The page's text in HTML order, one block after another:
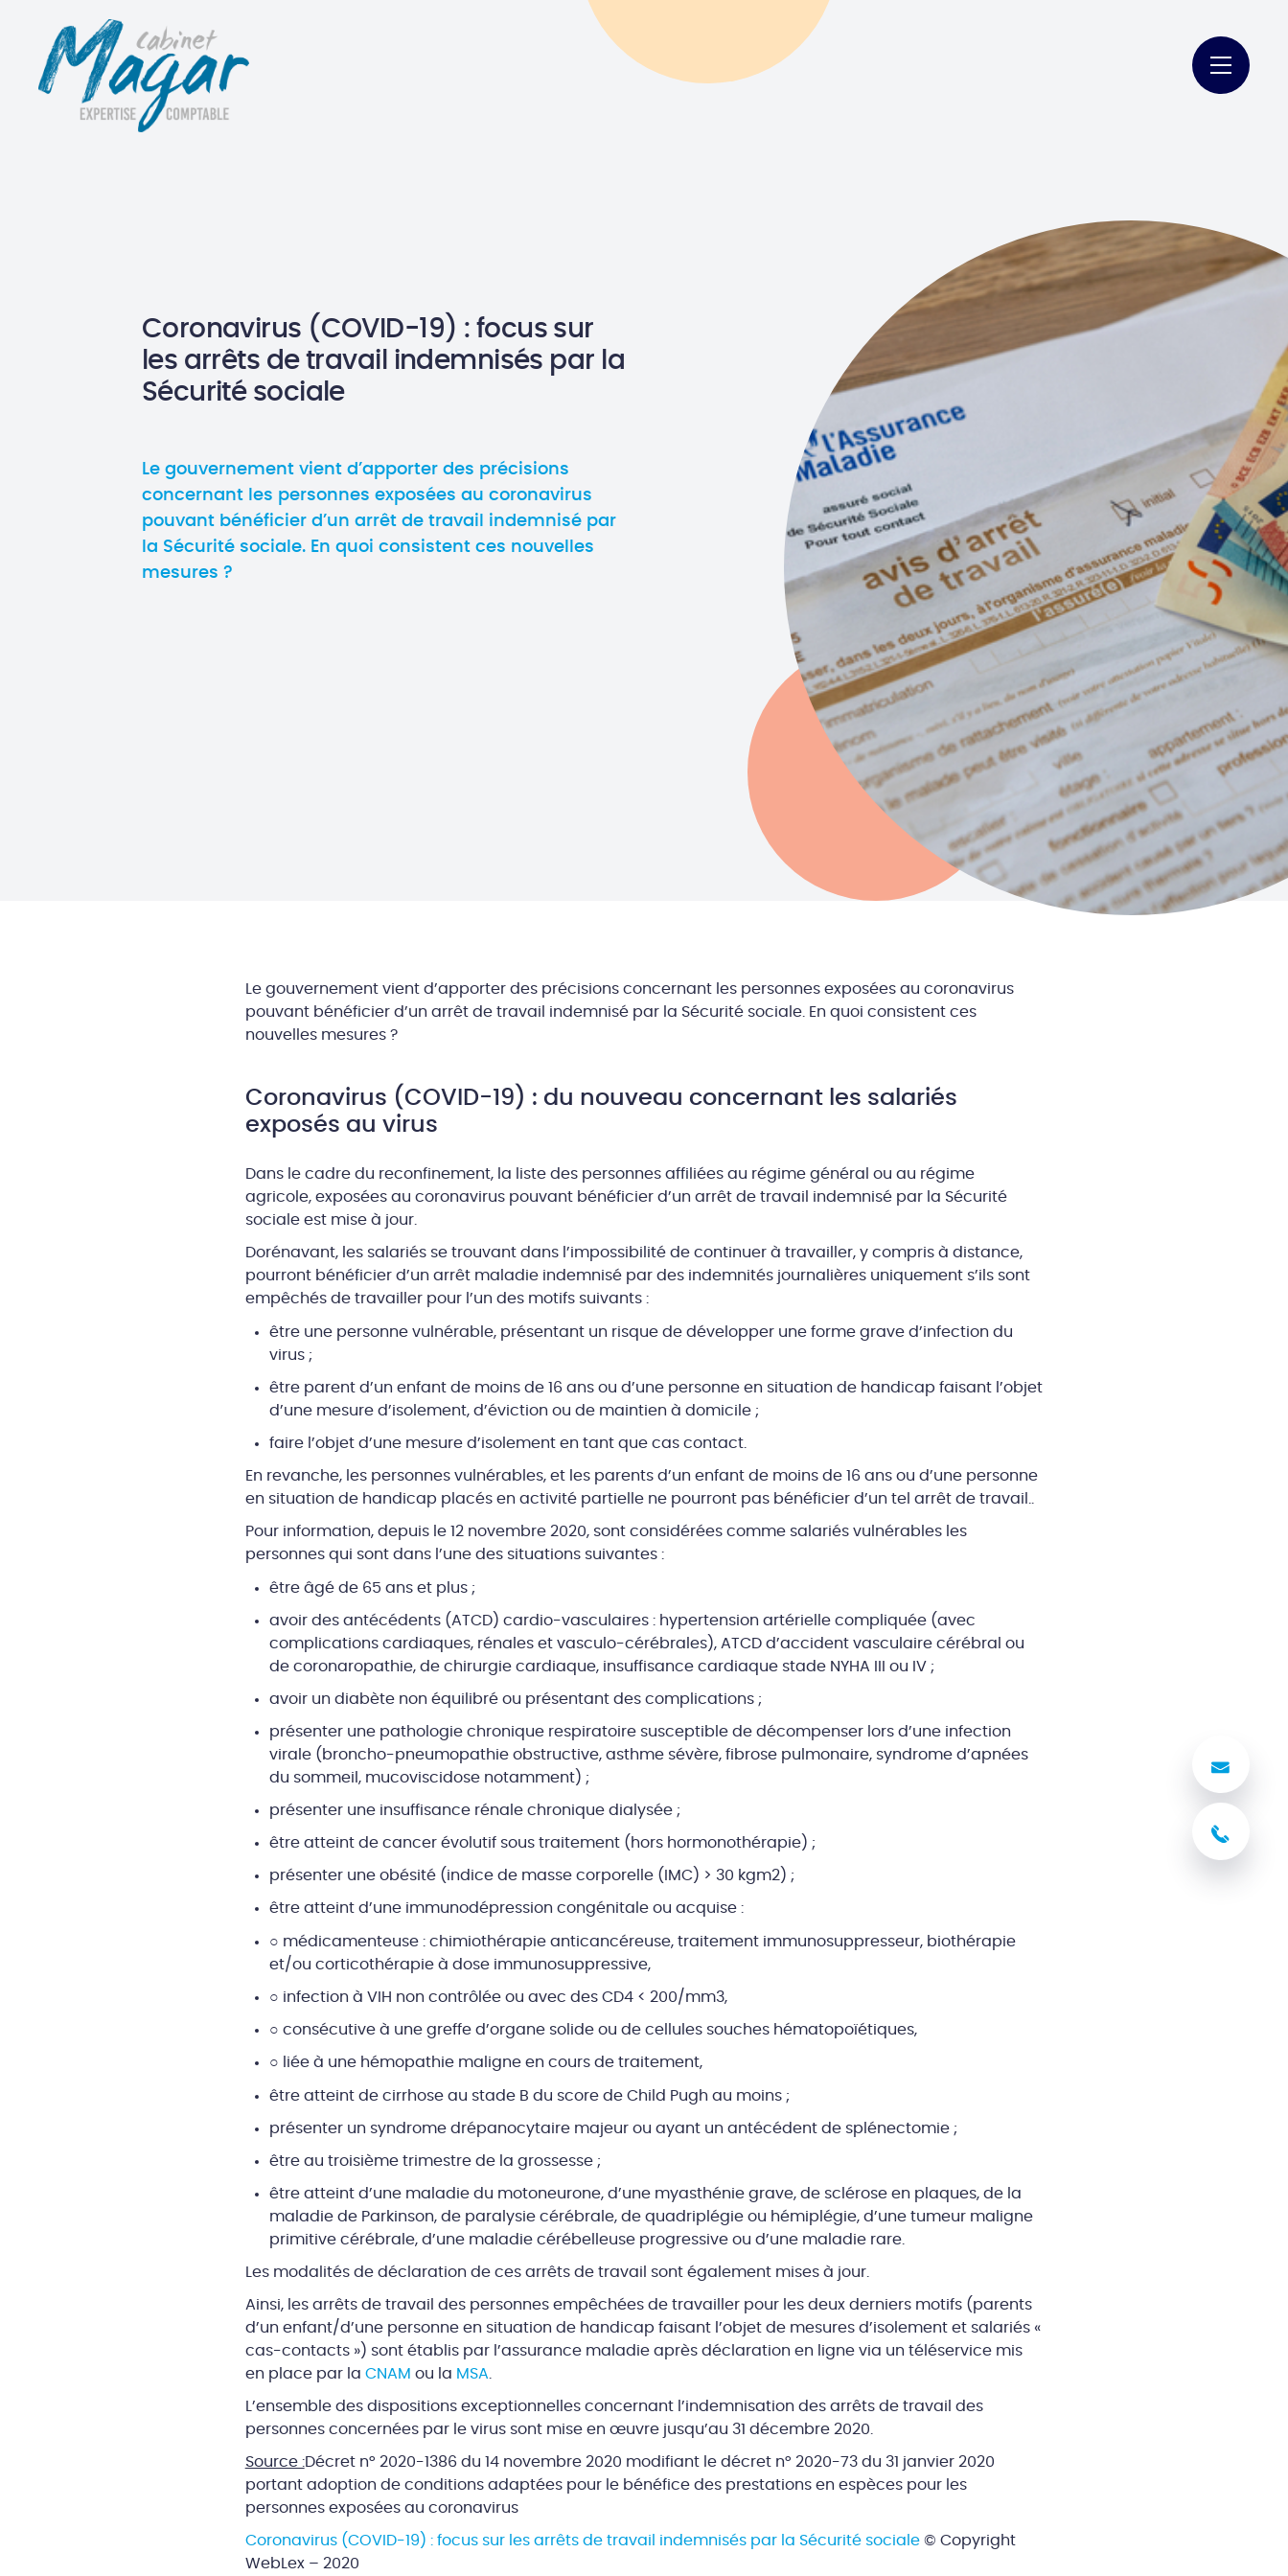
Coronavirus (COVID-19) : focus sur
les arrêts de travail indemnisés par la
Sécurité sociale
Le gouvernement vient d’apporter des précisions
concernant les personnes exposées au coronavirus
pouvant bénéficier d’un arrêt de travail indemnisé par
la Sécurité sociale. En quoi consistent ces nouvelles
mesures ?
Le gouvernement vient d’apporter des précisions concernant les personnes exposées au coronavirus
pouvant bénéficier d’un arrêt de travail indemnisé par la Sécurité sociale. En quoi consistent ces
nouvelles mesures ?
Coronavirus (COVID-19) : du nouveau concernant les salariés
exposés au virus
Dans le cadre du reconfinement, la liste des personnes affiliées au régime général ou au régime
agricole, exposées au coronavirus pouvant bénéficier d’un arrêt de travail indemnisé par la Sécurité
sociale est mise à jour.
Dorénavant, les salariés se trouvant dans l’impossibilité de continuer à travailler, y compris à distance,
pourront bénéficier d’un arrêt maladie indemnisé par des indemnités journalières uniquement s’ils sont
empêchés de travailler pour l’un des motifs suivants :
être une personne vulnérable, présentant un risque de développer une forme grave d’infection du
virus ;
être parent d’un enfant de moins de 16 ans ou d’une personne en situation de handicap faisant l’objet
d’une mesure d’isolement, d’éviction ou de maintien à domicile ;
faire l’objet d’une mesure d’isolement en tant que cas contact.
En revanche, les personnes vulnérables, et les parents d’un enfant de moins de 16 ans ou d’une personne
en situation de handicap placés en activité partielle ne pourront pas bénéficier d’un tel arrêt de travail..
Pour information, depuis le 12 novembre 2020, sont considérées comme salariés vulnérables les
personnes qui sont dans l’une des situations suivantes :
être âgé de 65 ans et plus ;
avoir des antécédents (ATCD) cardio-vasculaires : hypertension artérielle compliquée (avec
complications cardiaques, rénales et vasculo-cérébrales), ATCD d’accident vasculaire cérébral ou
de coronaropathie, de chirurgie cardiaque, insuffisance cardiaque stade NYHA III ou IV ;
avoir un diabète non équilibré ou présentant des complications ;
présenter une pathologie chronique respiratoire susceptible de décompenser lors d’une infection
virale (broncho-pneumopathie obstructive, asthme sévère, fibrose pulmonaire, syndrome d’apnées
du sommeil, mucoviscidose notamment) ;
présenter une insuffisance rénale chronique dialysée ;
être atteint de cancer évolutif sous traitement (hors hormonothérapie) ;
présenter une obésité (indice de masse corporelle (IMC) > 30 kgm2) ;
être atteint d’une immunodépression congénitale ou acquise :
○ médicamenteuse : chimiothérapie anticancéreuse, traitement immunosuppresseur, biothérapie
et/ou corticothérapie à dose immunosuppressive,
○ infection à VIH non contrôlée ou avec des CD4 < 200/mm3,
○ consécutive à une greffe d’organe solide ou de cellules souches hématopoïétiques,
○ liée à une hémopathie maligne en cours de traitement,
être atteint de cirrhose au stade B du score de Child Pugh au moins ;
présenter un syndrome drépanocytaire majeur ou ayant un antécédent de splénectomie ;
être au troisième trimestre de la grossesse ;
être atteint d’une maladie du motoneurone, d’une myasthénie grave, de sclérose en plaques, de la
maladie de Parkinson, de paralysie cérébrale, de quadriplégie ou hémiplégie, d’une tumeur maligne
primitive cérébrale, d’une maladie cérébelleuse progressive ou d’une maladie rare.
Les modalités de déclaration de ces arrêts de travail sont également mises à jour.
Ainsi, les arrêts de travail des personnes empêchées de travailler pour les deux derniers motifs (parents
d’un enfant/d’une personne en situation de handicap faisant l’objet de mesures d’isolement et salariés «
cas-contacts ») sont établis par l’assurance maladie après déclaration en ligne via un téléservice mis
en place par la CNAM ou la MSA.
L’ensemble des dispositions exceptionnelles concernant l’indemnisation des arrêts de travail des
personnes concernées par le virus sont mise en œuvre jusqu’au 31 décembre 2020.
Source :Décret n° 2020-1386 du 14 novembre 2020 modifiant le décret n° 2020-73 du 31 janvier 2020
portant adoption de conditions adaptées pour le bénéfice des prestations en espèces pour les
personnes exposées au coronavirus
Coronavirus (COVID-19) : focus sur les arrêts de travail indemnisés par la Sécurité sociale© Copyright
WebLex – 2020